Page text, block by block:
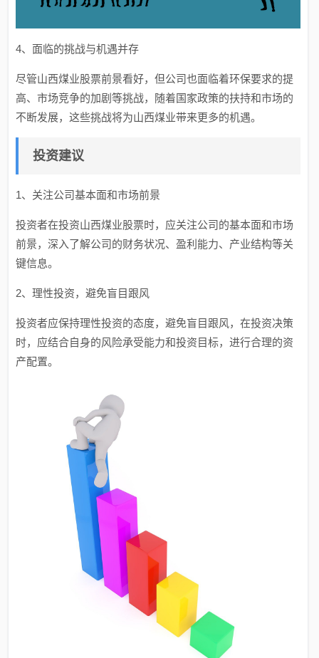
4、面临的挑战与机遇并存
尽管山西煤业股票前景看好，但公司也面临着环保要求的提
高、市场竞争的加剧等挑战，随着国家政策的扶持和市场的
不断发展，这些挑战将为山西煤业带来更多的机遇。
投资建议
1、关注公司基本面和市场前景
投资者在投资山西煤业股票时，应关注公司的基本面和市场
前景，深入了解公司的财务状况、盈利能力、产业结构等关
键信息。
2、理性投资，避免盲目跟风
投资者应保持理性投资的态度，避免盲目跟风，在投资决策
时，应结合自身的风险承受能力和投资目标，进行合理的资
产配置。